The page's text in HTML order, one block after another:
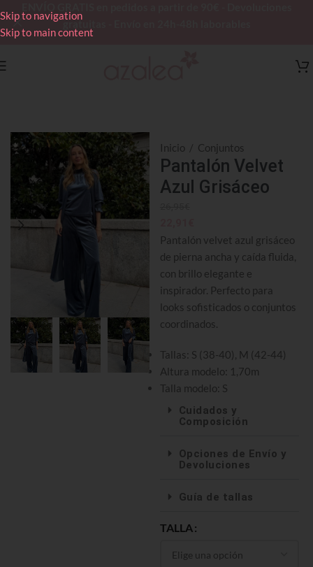
Skip to navigation
Skip to main content
gratuitas - Envío en 24h-48h laborables
Inicio / Conjuntos
Pantalón Velvet
Azul Grisáceo
Pantalón velvet azul grisáceo
de pierna ancha y caída fluida,
con brillo elegante e
inspirador. Perfecto para
looks sofisticados o conjuntos
coordinados.
Tallas: S (38-40), M (42-44)
Altura modelo: 1,70m
Talla modelo: S
Cuidados y
Composición
Opciones de Envío y
Devoluciones
Guía de tallas
TALLA